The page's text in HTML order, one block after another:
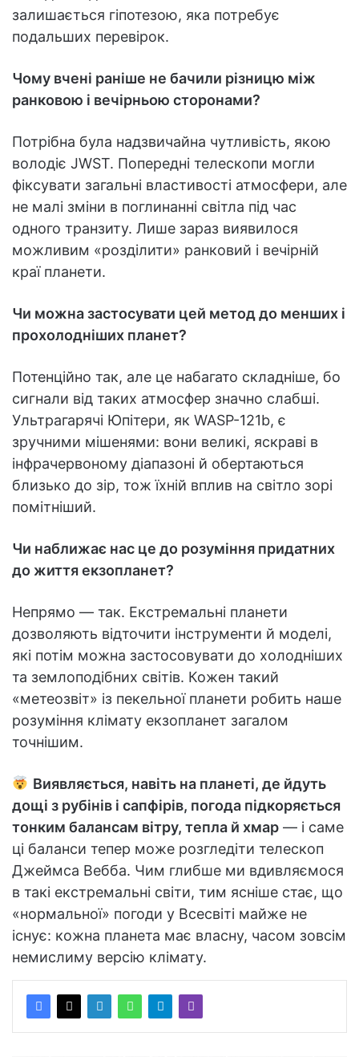
залишається гіпотезою, яка потребує
подальших перевірок.
Чому вчені раніше не бачили різницю між
ранковою і вечірньою сторонами?
Потрібна була надзвичайна чутливість, якою
володіє JWST. Попередні телескопи могли
фіксувати загальні властивості атмосфери, але
не малі зміни в поглинанні світла під час
одного транзиту. Лише зараз виявилося
можливим «розділити» ранковий і вечірній
краї планети.
Чи можна застосувати цей метод до менших і
прохолодніших планет?
Потенційно так, але це набагато складніше, бо
сигнали від таких атмосфер значно слабші.
Ультрагарячі Юпітери, як WASP-121b, є
зручними мішенями: вони великі, яскраві в
інфрачервоному діапазоні й обертаються
близько до зір, тож їхній вплив на світло зорі
помітніший.
Чи наближає нас це до розуміння придатних
до життя екзопланет?
Непрямо — так. Екстремальні планети
дозволяють відточити інструменти й моделі,
які потім можна застосовувати до холодніших
та землоподібних світів. Кожен такий
«метеозвіт» із пекельної планети робить наше
розуміння клімату екзопланет загалом
точнішим.
Виявляється, навіть на планеті, де йдуть
дощі з рубінів і сапфірів, погода підкоряється
тонким балансам вітру, тепла й хмар — і саме
ці баланси тепер може розгледіти телескоп
Джеймса Вебба. Чим глибше ми вдивляємося
в такі екстремальні світи, тим ясніше стає, що
«нормальної» погоди у Всесвіті майже не
існує: кожна планета має власну, часом зовсім
немислиму версію клімату.